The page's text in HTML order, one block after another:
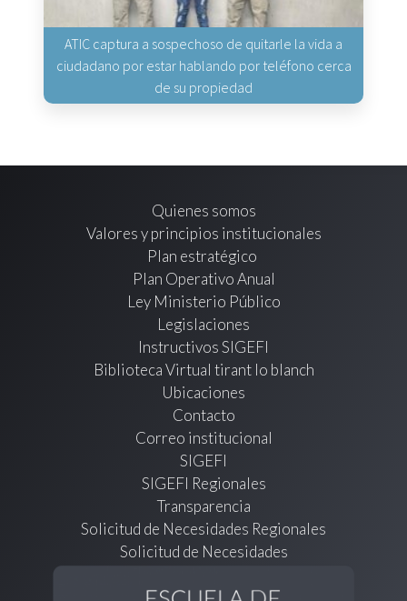
ATIC captura a sospechoso de quitarle la vida a
ciudadano por estar hablando por teléfono cerca
de su propiedad
Quienes somos
Valores y principios institucionales
Plan estratégico
Plan Operativo Anual
Ley Ministerio Público
Legislaciones
Instructivos SIGEFI
Biblioteca Virtual tirant lo blanch
Ubicaciones
Contacto
Correo institucional
SIGEFI
SIGEFI Regionales
Transparencia
Solicitud de Necesidades Regionales
Solicitud de Necesidades